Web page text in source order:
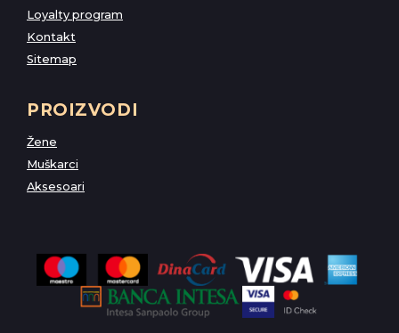
Loyalty program
Kontakt
Sitemap
PROIZVODI
Žene
Muškarci
Aksesoari